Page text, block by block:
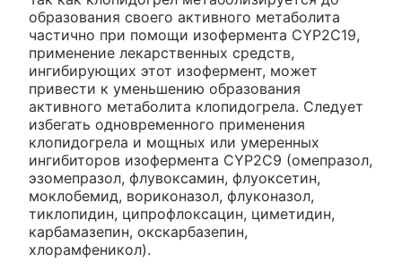
образования своего активного метаболита
частично при помощи изофермента CYP2C19,
применение лекарственных средств,
ингибирующих этот изофермент, может
привести к уменьшению образования
активного метаболита клопидогрела. Следует
избегать одновременного применения
клопидогрела и мощных или умеренных
ингибиторов изофермента CYP2C9 (омепразол,
эзомепразол, флувоксамин, флуоксетин,
моклобемид, вориконазол, флуконазол,
тиклопидин, ципрофлоксацин, циметидин,
карбамазепин, окскарбазепин,
хлорамфеникол).